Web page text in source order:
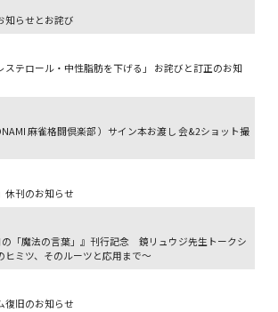
知らせとお詫び
ステロール・中性脂肪を下げる」 お詫びと訂正のお知
麻雀格闘倶楽部 ）サイン本お渡し 会&2ショット撮
休刊のお知らせ
「魔法の言葉」』刊行記念 鏡リュウジ先生トークシ
ミツ、そのルーツと応用まで～
復旧のお知らせ